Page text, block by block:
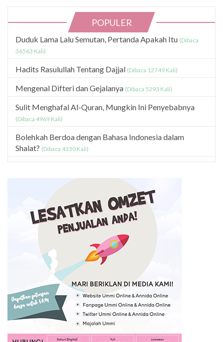
POPULER
Duduk Lama Lalu Semutan, Pertanda Apakah Itu (Dibaca
36563 Kali)
Hadits Rasulullah Tentang Dajjal (Dibaca 12749 Kali)
Mengenal Difteri dan Gejalanya (Dibaca 5293 Kali)
Sulit Menghafal Al-Quran, Mungkin Ini Penyebabnya
(Dibaca 4969 Kali)
Bolehkah Berdoa dengan Bahasa Indonesia dalam
Shalat? (Dibaca 4330 Kali)